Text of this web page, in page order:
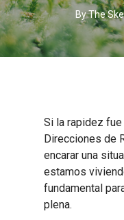
ByThe
Si la rapidez
Direcciones de
encarar una
estamos
fundamental
plena.